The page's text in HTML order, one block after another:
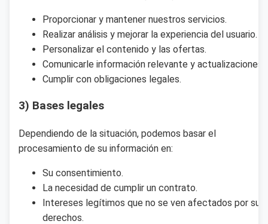
Proporcionar y mantener nuestros servicios.
Realizar análisis y mejorar la experiencia del usuario.
Personalizar el contenido y las ofertas.
Comunicarle información relevante y actualizaciones.
Cumplir con obligaciones legales.
3) Bases legales
Dependiendo de la situación, podemos basar el
procesamiento de su información en:
Su consentimiento.
La necesidad de cumplir un contrato.
Intereses legítimos que no se ven afectados por sus
derechos.